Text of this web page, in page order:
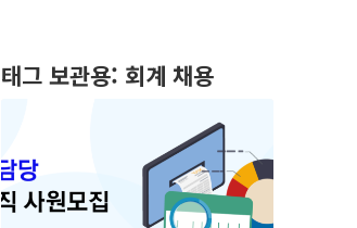
태그 보관용: 회계 채용